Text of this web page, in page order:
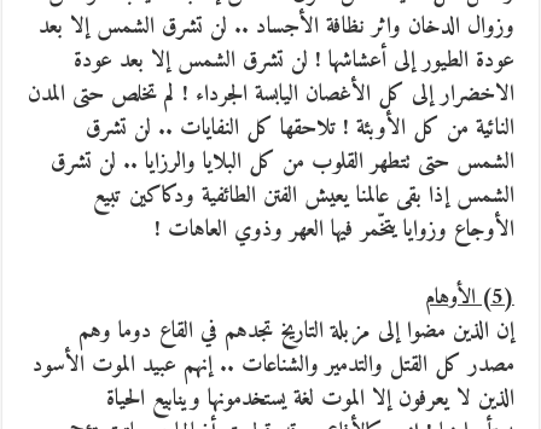
وزوال الدخان واثر نظافة الأجساد .. لن تشرق الشمس إلا بعد
عودة الطيور إلى أعشاشها ! لن تشرق الشمس إلا بعد عودة
الاخضرار إلى كل الأغصان اليابسة الجرداء ! لم تخلص حتى المدن
النائية من كل الأوبئة ! تلاحقها كل النفايات .. لن تشرق
الشمس حتى تتطهر القلوب من كل البلايا والرزايا .. لن تشرق
الشمس إذا بقى عالمنا يعيش الفتن الطائفية ودكاكين تبيع
الأوجاع وزوايا يتخّمر فيها العهر وذوي العاهات !
(5) الأوهام
إن الذين مضوا إلى مزبلة التاريخ تجدهم في القاع دوما وهم
مصدر كل القتل والتدمير والشناعات .. إنهم عبيد الموت الأسود
الذين لا يعرفون إلا الموت لغة يستخدمونها وينابيع الحياة